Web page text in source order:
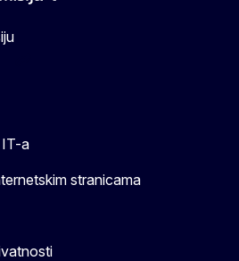
IT-a
stranicama